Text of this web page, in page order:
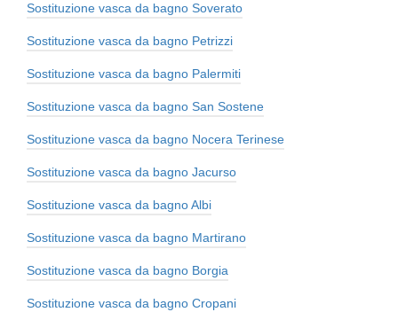
Sostituzione vasca da bagno Soverato
Sostituzione vasca da bagno Petrizzi
Sostituzione vasca da bagno Palermiti
Sostituzione vasca da bagno San Sostene
Sostituzione vasca da bagno Nocera Terinese
Sostituzione vasca da bagno Jacurso
Sostituzione vasca da bagno Albi
Sostituzione vasca da bagno Martirano
Sostituzione vasca da bagno Borgia
Sostituzione vasca da bagno Cropani